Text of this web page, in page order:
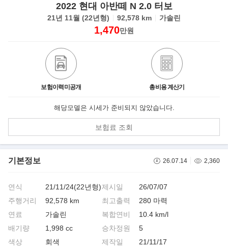
2022 현대 아반떼 N 2.0 터보
21년 11월 (22년형) 92,578 km 가솔린
1,470만원
보험이력미공개 총비용 계산기
해당모델은 시세가 준비되지 않았습니다.
보험료 조회
기본정보 26.07.14 2,360
연식
21/11/24(22년형)
주행거리
92,578 km
연료
가솔린
배기량
1,998 cc
색상
회색
제시일
26/07/07
최고출력
280 마력
복합연비
10.4 km/l
승차정원
5
제작일
21/11/17